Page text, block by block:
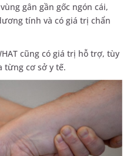
gân gần gốc ngón cái,
tính và có giá trị chẩn
cũng có giá trị hỗ trợ, tùy
từng cơ sở y tế.